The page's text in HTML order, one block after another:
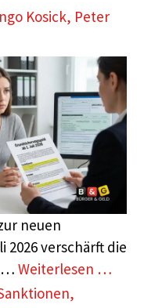
Kosick, Peter
neuen
2026 verschärft die
… Weiterlesen …
,